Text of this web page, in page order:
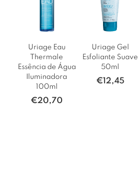
Uriage Eau
Thermale
Essência de Água
Iluminadora
100ml
€20,70
Uriage Gel
Esfoliante Suave
50ml
€12,45